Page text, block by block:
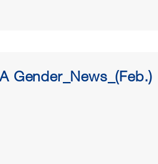
Gender_News_(Feb.)